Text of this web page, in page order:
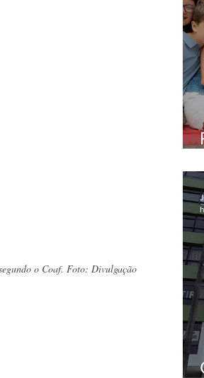
o Coaf. Foto: Divulgação